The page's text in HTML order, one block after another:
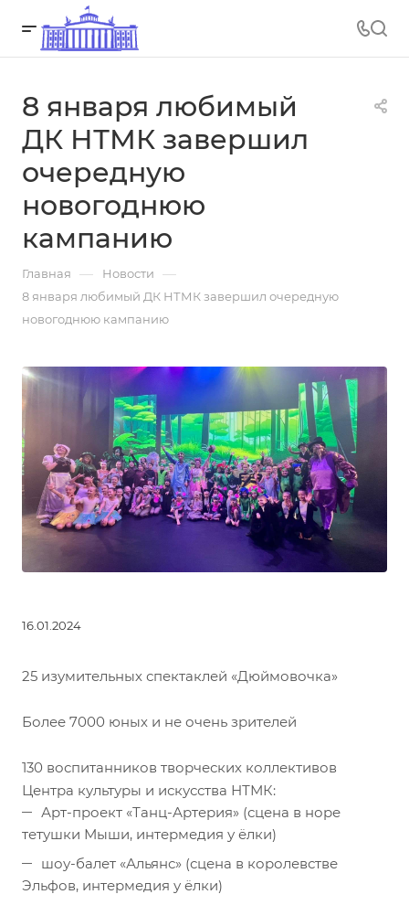
8 января любимый
ДК НТМК завершил
очередную
новогоднюю
кампанию
Главная — Новости —
8 января любимый ДК НТМК завершил очередную
новогоднюю кампанию
16.01.2024
25 изумительных спектаклей «Дюймовочка»
Более 7000 юных и не очень зрителей
130 воспитанников творческих коллективов
Центра культуры и искусства НТМК:
Арт-проект «Танц-Артерия» (сцена в норе
тетушки Мыши, интермедия у ёлки)
шоу-балет «Альянс» (сцена в королевстве
Эльфов, интермедия у ёлки)